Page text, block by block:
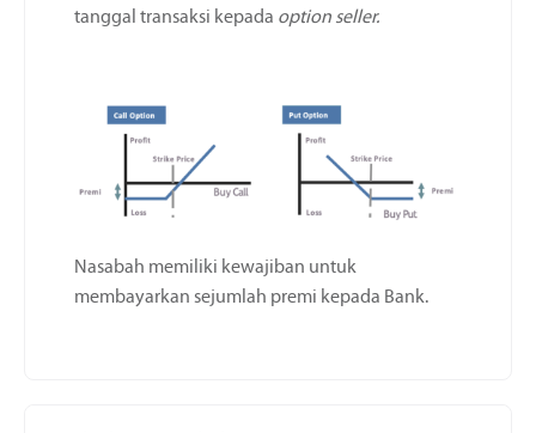
tanggal transaksi kepada option seller.
Nasabah memiliki kewajiban untuk
membayarkan sejumlah premi kepada Bank.